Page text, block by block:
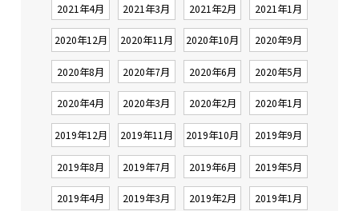
2021年4月 2021年3月 2021年2月 2021年1月
2020年12月 2020年11月 2020年10月 2020年9月
2020年8月 2020年7月 2020年6月 2020年5月
2020年4月 2020年3月 2020年2月 2020年1月
2019年12月 2019年11月 2019年10月 2019年9月
2019年8月 2019年7月 2019年6月 2019年5月
2019年4月 2019年3月 2019年2月 2019年1月